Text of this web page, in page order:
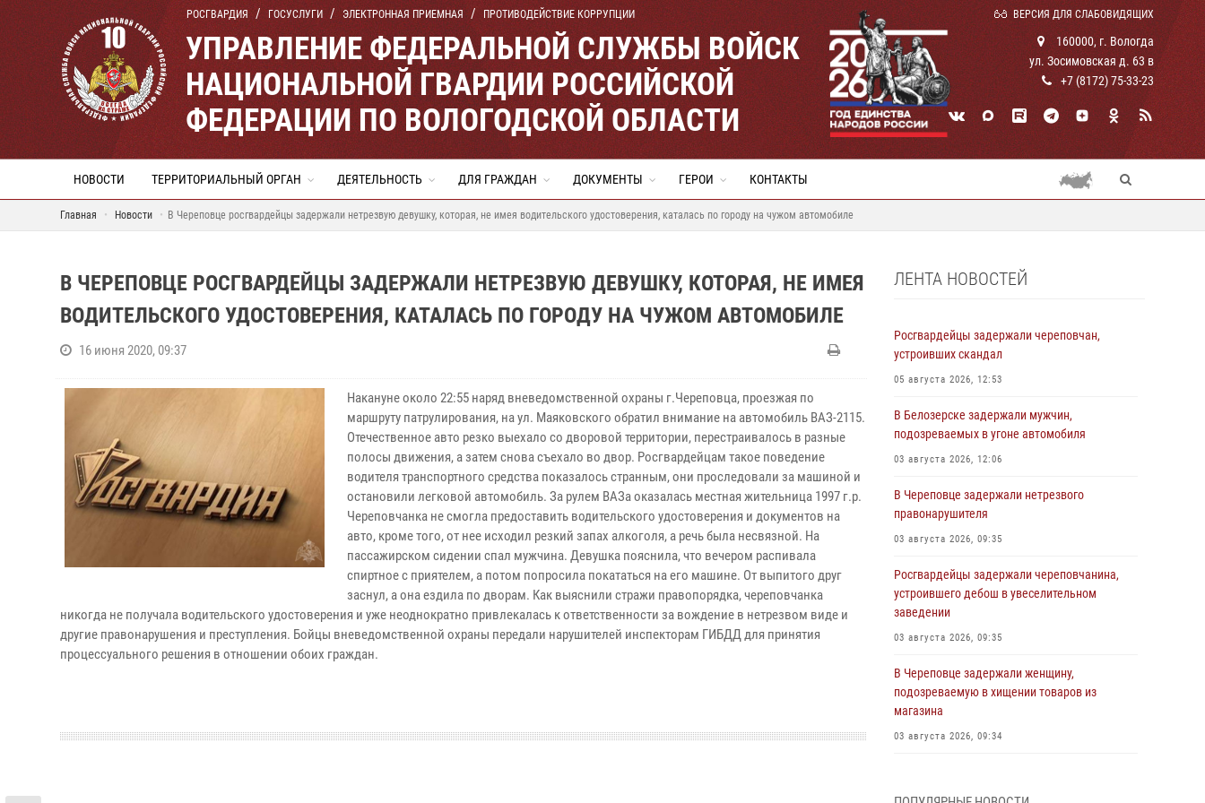
РОСГВАРДИЯ ГОСУСЛУГИ ЭЛЕКТРОННАЯ ПРИЕМНАЯ ПРОТИВОДЕЙСТВИЕ КОРРУПЦИИ ВЕРСИЯ ДЛЯ СЛАБОВИДЯЩИХ
УПРАВЛЕНИЕ ФЕДЕРАЛЬНОЙ СЛУЖБЫ ВОЙСК
НАЦИОНАЛЬНОЙ ГВАРДИИ РОССИЙСКОЙ
ФЕДЕРАЦИИ ПО ВОЛОГОДСКОЙ ОБЛАСТИ
160000, г. Вологда
ул. Зосимовская д. 63 в
+7 (8172) 75-33-23
НОВОСТИ ТЕРРИТОРИАЛЬНЫЙ ОРГАН ДЕЯТЕЛЬНОСТЬ ДЛЯ ГРАЖДАН ДОКУМЕНТЫ ГЕРОИ КОНТАКТЫ
Главная Новости В Череповце росгвардейцы задержали нетрезвую девушку, которая, не имея водительского удостоверения, каталась по городу на чужом автомобиле
В ЧЕРЕПОВЦЕ РОСГВАРДЕЙЦЫ ЗАДЕРЖАЛИ НЕТРЕЗВУЮ ДЕВУШКУ, КОТОРАЯ, НЕ ИМЕЯ
ВОДИТЕЛЬСКОГО УДОСТОВЕРЕНИЯ, КАТАЛАСЬ ПО ГОРОДУ НА ЧУЖОМ АВТОМОБИЛЕ
16 июня 2020, 09:37
Накануне около 22:55 наряд вневедомственной охраны г.Череповца, проезжая по
маршруту патрулирования, на ул. Маяковского обратил внимание на автомобиль ВАЗ-2115.
Отечественное авто резко выехало со дворовой территории, перестраивалось в разные
полосы движения, а затем снова съехало во двор. Росгвардейцам такое поведение
водителя транспортного средства показалось странным, они проследовали за машиной и
остановили легковой автомобиль. За рулем ВАЗа оказалась местная жительница 1997 г.р.
Череповчанка не смогла предоставить водительского удостоверения и документов на
авто, кроме того, от нее исходил резкий запах алкоголя, а речь была несвязной. На
пассажирском сидении спал мужчина. Девушка пояснила, что вечером распивала
спиртное с приятелем, а потом попросила покататься на его машине. От выпитого друг
заснул, а она ездила по дворам. Как выяснили стражи правопорядка, череповчанка
никогда не получала водительского удостоверения и уже неоднократно привлекалась к ответственности за вождение в нетрезвом виде и
другие правонарушения и преступления. Бойцы вневедомственной охраны передали нарушителей инспекторам ГИБДД для принятия
процессуального решения в отношении обоих граждан.
ЛЕНТА НОВОСТЕЙ
Росгвардейцы задержали череповчан,
устроивших скандал
05 августа 2026, 12:53
В Белозерске задержали мужчин,
подозреваемых в угоне автомобиля
03 августа 2026, 12:06
В Череповце задержали нетрезвого
правонарушителя
03 августа 2026, 09:35
Росгвардейцы задержали череповчанина,
устроившего дебош в увеселительном
заведении
03 августа 2026, 09:35
В Череповце задержали женщину,
подозреваемую в хищении товаров из
магазина
03 августа 2026, 09:34